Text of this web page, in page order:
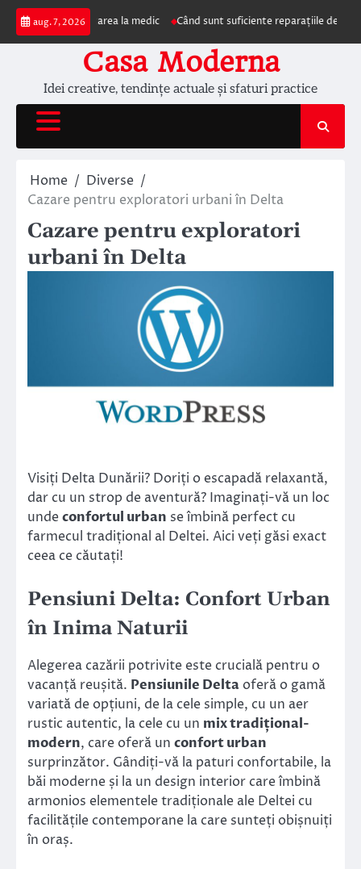
Skip
content
aug. 7, 2026
prezentarea la medic Când sunt suficiente reparațiile de acoperiș
Casa Moderna
Idei creative, tendințe actuale și sfaturi practice
Home
Diverse
Cazare pentru exploratori urbani în Delta
Cazare pentru exploratori
urbani în Delta
Visiți Delta Dunării? Doriți o escapadă relaxantă,
dar cu un strop de aventură? Imaginați-vă un loc
undeconfortul urban se îmbină perfect cu
farmecul tradițional al Deltei. Aici veți găsi exact
ceea ce căutați!
Pensiuni Delta: Confort Urban
în Inima Naturii
Alegerea cazării potrivite este crucială pentru o
vacanță reușită. Pensiunile Delta oferă o gamă
variată de opțiuni, de la cele simple, cu un aer
rustic autentic, la cele cu un mix tradițional-
modern, care oferă un confort urban
surprinzător. Gândiți-vă la paturi confortabile, la
băi moderne și la un design interior care îmbină
armonios elementele tradiționale ale Deltei cu
facilitățile contemporane la care sunteți obișnuiți
în oraș.